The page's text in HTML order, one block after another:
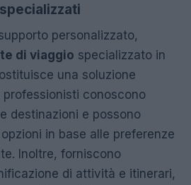
personalizzato,
di viaggio specializzato in
una soluzione
conoscono
destinazioni e possono
in base alle preferenze
Inoltre, forniscono
di attività e itinerari,